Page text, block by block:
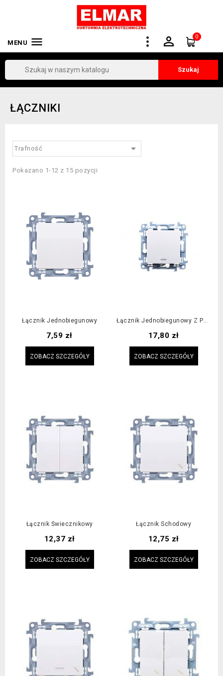
MENU  0

Szukaj
ŁĄCZNIKI
Trafność 
Pokazano 1-12 z 15 pozycji
Łącznik Jednobiegunowy
Cena
7,59 zł
ZOBACZ SZCZEGÓŁY
Łącznik Jednobiegunowy Z Podświetleniem LED
Cena
17,80 zł
ZOBACZ SZCZEGÓŁY
Łącznik Świecznikowy
Cena
12,37 zł
ZOBACZ SZCZEGÓŁY
Łącznik Schodowy
Cena
12,75 zł
ZOBACZ SZCZEGÓŁY